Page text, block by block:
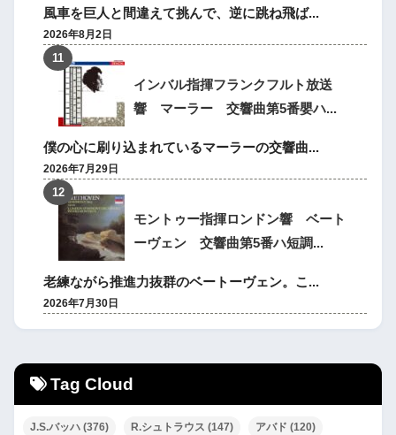
風車を巨人と間違えて挑んで、逆に跳ね飛ば...
2026年8月2日
インバル指揮フランクフルト放送
響 マーラー 交響曲第5番嬰ハ...
僕の心に刷り込まれているマーラーの交響曲...
2026年7月29日
モントゥー指揮ロンドン響 ベート
ーヴェン 交響曲第5番ハ短調...
老練ながら推進力抜群のベートーヴェン。こ...
2026年7月30日
Tag Cloud
J.S.バッハ (376) R.シュトラウス (147) アバド (120)